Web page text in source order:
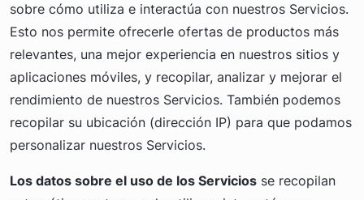
sobre cómo utiliza e interactúa con nuestros Servicios.
Esto nos permite ofrecerle ofertas de productos más
relevantes, una mejor experiencia en nuestros sitios y
aplicaciones móviles, y recopilar, analizar y mejorar el
rendimiento de nuestros Servicios. También podemos
recopilar su ubicación (dirección IP) para que podamos
personalizar nuestros Servicios.
Los datos sobre el uso de los Servicios se recopilan